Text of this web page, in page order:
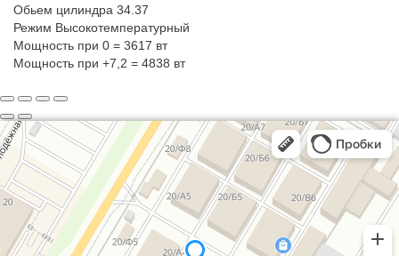
Обьем цилиндра 34.37
Режим Высокотемпературный
Мощность при 0 = 3617 вт
Мощность при +7,2 = 4838 вт